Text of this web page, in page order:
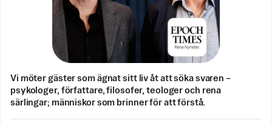
Vi möter gäster som ägnat sitt liv åt att söka svaren –
psykologer, författare, filosofer, teologer och rena
särlingar; människor som brinner för att förstå.